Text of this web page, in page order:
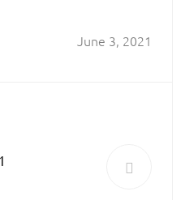
June 3, 2021